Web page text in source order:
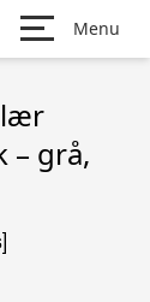
Menu
– grå,